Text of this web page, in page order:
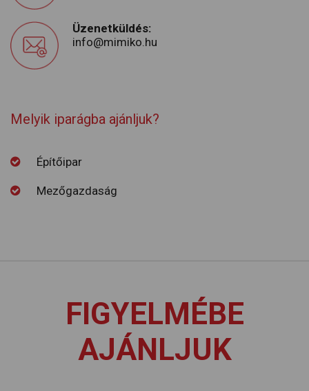
Üzenetküldés:
info@mimiko.hu
Melyik iparágba ajánljuk?
Építőipar
Mezőgazdaság
FIGYELMÉBE
AJÁNLJUK